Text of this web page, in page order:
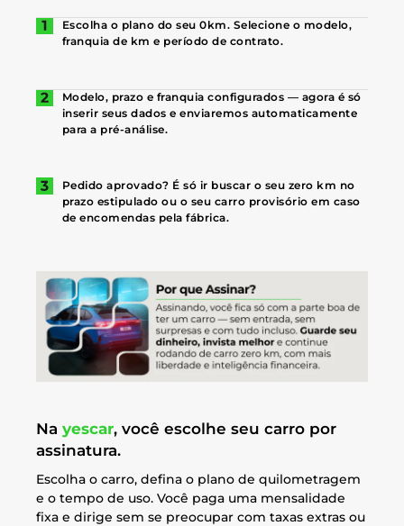
Escolha o plano do seu 0km. Selecione o modelo,
franquia de km e período de contrato.
Modelo, prazo e franquia configurados — agora é só
inserir seus dados e enviaremos automaticamente
para a pré-análise.
Pedido aprovado? É só ir buscar o seu zero km no
prazo estipulado ou o seu carro provisório em caso
de encomendas pela fábrica.
Na yescar, você escolhe seu carro por
assinatura.
Escolha o carro, defina o plano de quilometragem
e o tempo de uso. Você paga uma mensalidade
fixa e dirige sem se preocupar com taxas extras ou